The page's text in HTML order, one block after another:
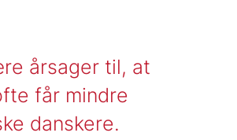
årsager til, at
får mindre
danskere.